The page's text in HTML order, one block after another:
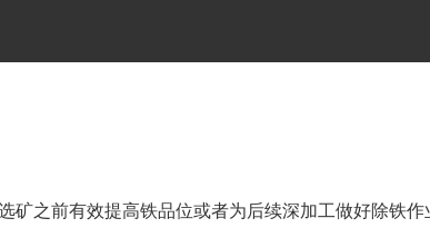
之前有效提高铁品位或者为后续深加工做好除铁